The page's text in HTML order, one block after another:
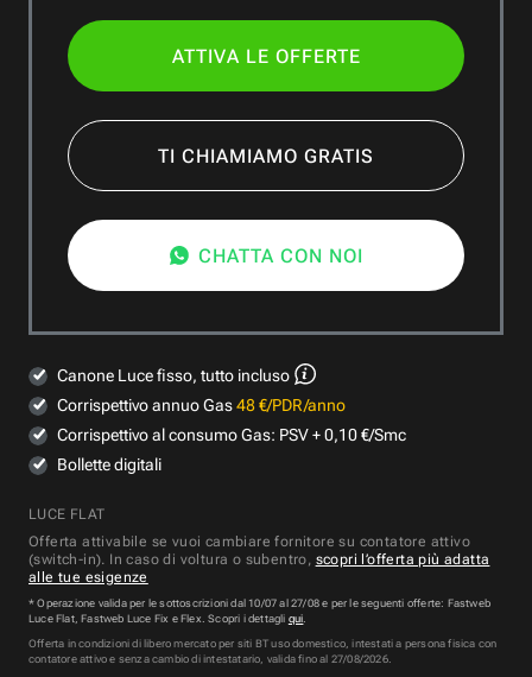
ATTIVA LE OFFERTE
TI CHIAMIAMO GRATIS
CHATTA CON NOI
Canone Luce fisso, tutto incluso
Corrispettivo annuo Gas48 €/PDR/anno
Corrispettivo al consumo Gas: PSV + 0,10 €/Smc
Bollette digitali
LUCE FLAT
Offerta attivabile se vuoi cambiare fornitore su contatore attivo
(switch-in). In caso di voltura o subentro, scopri l’offerta più adatta
alle tue esigenze
* Operazione valida per le sottoscrizioni dal 10/07 al 27/08 e per le seguenti offerte: Fastweb
Luce Flat, Fastweb Luce Fix e Flex. Scopri i dettagli qui.
Offerta in condizioni di libero mercato per siti BT uso domestico, intestati a persona fisica con
contatore attivo e senza cambio di intestatario, valida fino al 27/08/2026.